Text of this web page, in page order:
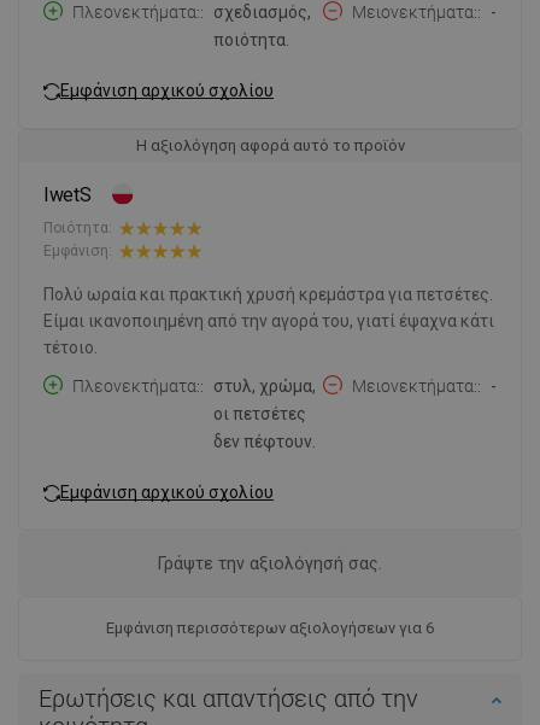
Πλεονεκτήματα:
σχεδιασμός,
ποιότητα.
Μειονεκτήματα: -
Εμφάνιση αρχικού σχολίου
Η αξιολόγηση αφορά αυτό το προϊόν
IwetS
Ποιότητα:
Εμφάνιση:
Πολύ ωραία και πρακτική χρυσή κρεμάστρα για πετσέτες.
Είμαι ικανοποιημένη από την αγορά του, γιατί έψαχνα κάτι
τέτοιο.
Πλεονεκτήματα:
στυλ, χρώμα,
οι πετσέτες
δεν πέφτουν.
Μειονεκτήματα: -
Εμφάνιση αρχικού σχολίου
Εμφάνιση περισσότερων αξιολογήσεων για 6
Γράψτε την αξιολόγησή σας.
Ερωτήσεις και απαντήσεις από την